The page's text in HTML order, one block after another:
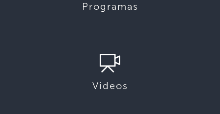
Programas
Videos